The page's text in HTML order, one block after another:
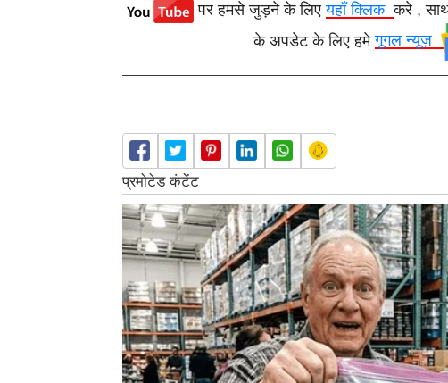
पर हमसे जुड़ने के लिएयहाँ क्लिककरे ,
के अपडेट के लिए हमेगूगल न्यूज़